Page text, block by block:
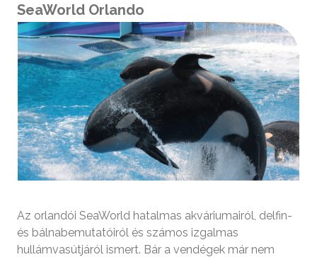
SeaWorld Orlando
Az orlandói SeaWorld hatalmas akváriumairól, delfin-
és bálnabemutatóiról és számos izgalmas
hullámvasútjáról ismert. Bár a vendégek már nem